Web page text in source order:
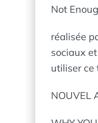
Not
réalisée
sociaux
utiliser ce
NOUVEL